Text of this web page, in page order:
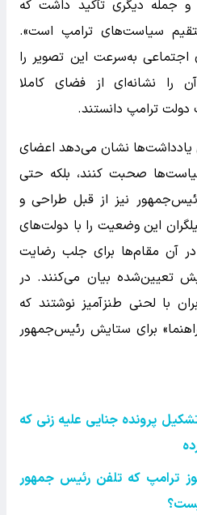
و جمله دیگری تأکید داشت که
سیاست‌های ترامپ است».
اجتماعی به‌سرعت این تصویر را
را نشانه‌ای از فضای کاملا
ترامپ دانستند.
یادداشت‌ها نشان می‌دهد اعضای
سیاست‌ها صحبت کنند، بلکه حتی
نیز از قبل طراحی و
این وضعیت را با دولت‌های
در آن مقام‌ها برای جلب رضایت
تعیین‌شده بیان می‌کنند. در
با لحنی طنزآمیز نوشتند که
برای ستایش رئیس‌جمهور
پرونده جنایی علیه زنی که
ترامپ که تلفن رئیس جمهور